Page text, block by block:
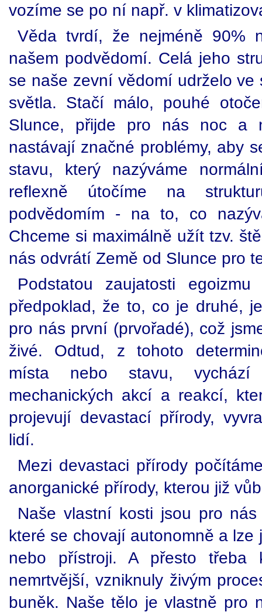
vozíme se po ní např. v
Věda tvrdí, že nejméně 90%
našem podvědomí. Celá jeho
se naše zevní vědomí udrželo
světla. Stačí málo, pouhé
Slunce, přijde pro nás noc a
nastávají značné problémy, aby
stavu, který nazýváme
reflexně útočíme na
podvědomím - na to, co
Chceme si maximálně užít tzv.
nás odvrátí Země od Slunce pro
Podstatou zaujatosti
předpoklad, že to, co je druhé,
pro nás první (prvořadé), což
živé. Odtud, z tohoto
místa nebo stavu,
mechanických akcí a reakcí,
projevují devastací přírody,
lidí.
Mezi devastaci přírody
anorganické přírody, kterou již
Naše vlastní kosti jsou pro
které se chovají autonomně a
nebo přístroji. A přesto
nemrtvější, vzniknuly živým
buněk. Naše tělo je vlastně pro